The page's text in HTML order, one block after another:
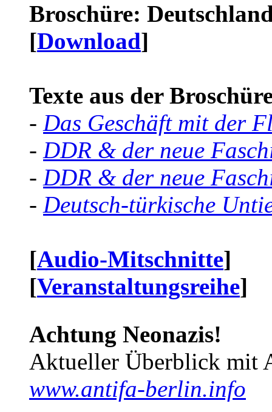
Broschüre:
[Download]
Texte aus der
- Das Geschäft mit der
- DDR & der neue
- DDR & der neue
- Deutsch-türkische
[Audio-Mitschnitte]
[Veranstaltungsreihe]
Achtung Neonazis!
Aktueller Überblick mit
www.antifa-berlin.info